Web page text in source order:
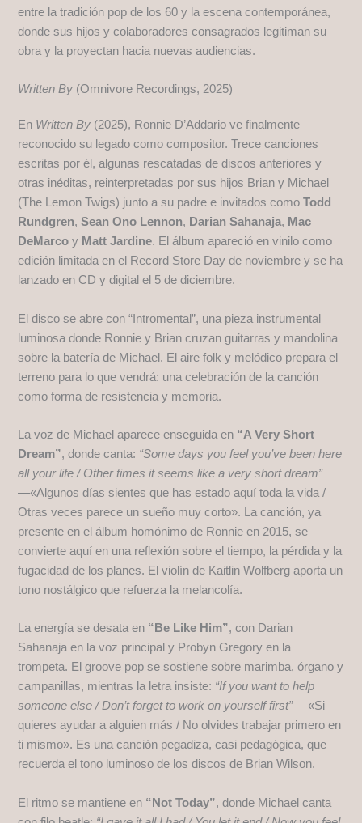
entre la tradición pop de los 60 y la escena contemporánea,
donde sus hijos y colaboradores consagrados legitiman su
obra y la proyectan hacia nuevas audiencias.
Written By (Omnivore Recordings, 2025)
En Written By (2025), Ronnie D’Addario ve finalmente
reconocido su legado como compositor. Trece canciones
escritas por él, algunas rescatadas de discos anteriores y
otras inéditas, reinterpretadas por sus hijos Brian y Michael
(The Lemon Twigs) junto a su padre e invitados comoTodd
Rundgren,Sean Ono Lennon, Darian Sahanaja, Mac
DeMarco y Matt Jardine. El álbum apareció en vinilo como
edición limitada en el Record Store Day de noviembre y se ha
lanzado en CD y digital el 5 de diciembre.
El disco se abre con “Intromental”, una pieza instrumental
luminosa donde Ronnie y Brian cruzan guitarras y mandolina
sobre la batería de Michael. El aire folk y melódico prepara el
terreno para lo que vendrá: una celebración de la canción
como forma de resistencia y memoria.
La voz de Michael aparece enseguida en “A Very Short
Dream”, donde canta: “Some days you feel you’ve been here
all your life / Other times it seems like a very short dream”
—«Algunos días sientes que has estado aquí toda la vida /
Otras veces parece un sueño muy corto». La canción, ya
presente en el álbum homónimo de Ronnie en 2015, se
convierte aquí en una reflexión sobre el tiempo, la pérdida y la
fugacidad de los planes. El violín de Kaitlin Wolfberg aporta un
tono nostálgico que refuerza la melancolía.
La energía se desata en “Be Like Him”, con Darian
Sahanaja en la voz principal y Probyn Gregory en la
trompeta. El groove pop se sostiene sobre marimba, órgano y
campanillas, mientras la letra insiste: “If you want to help
someone else / Don’t forget to work on yourself first”—«Si
quieres ayudar a alguien más / No olvides trabajar primero en
ti mismo». Es una canción pegadiza, casi pedagógica, que
recuerda el tono luminoso de los discos de Brian Wilson.
El ritmo se mantiene en “Not Today”, donde Michael canta